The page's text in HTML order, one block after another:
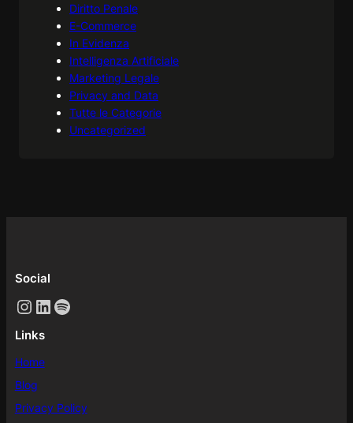
Diritto Penale
E-Commerce
In Evidenza
Intelligenza Artificiale
Marketing Legale
Privacy and Data
Tutte le Categorie
Uncategorized
Social
Instagram LinkedIn Spotify
Links
Home
Blog
Privacy Policy